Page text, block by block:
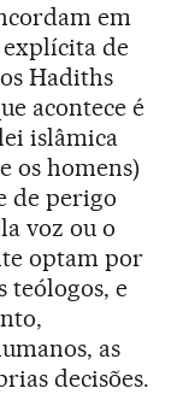
em
de
Hadiths
acontece é
islâmica
os homens)
de perigo
voz ou o
optam por
teólogos, e
as
decisões.